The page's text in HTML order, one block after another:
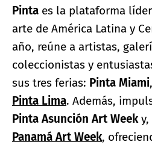
Pinta es la plataforma
arte de América Latina y
año, reúne a artistas,
coleccionistas y
sus tres ferias: Pinta Miami,
Pinta Lima. Además,
Pinta Asunción Art Weeky,
Panamá Art Week,